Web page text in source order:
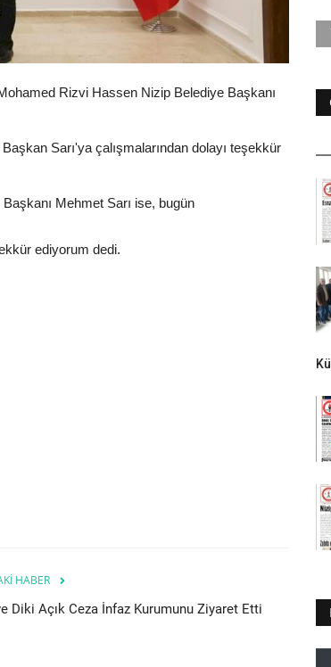
Rizvi Hassen Nizip Belediye Başkanı
Sarı'ya çalışmalarından dolayı teşekkür
Mehmet Sarı ise, bugün
ediyorum dedi.
HABER
Diki Açık Ceza İnfaz Kurumunu Ziyaret Etti